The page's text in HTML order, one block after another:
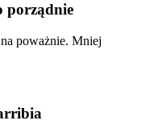
porządnie
poważnie. Mniej